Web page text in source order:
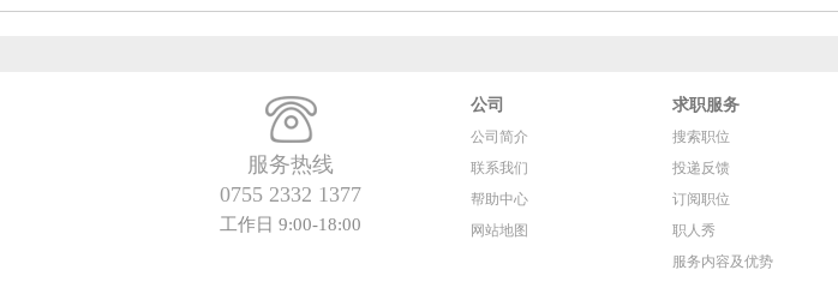
服务热线
0755 2332 1377
工作日 9:00-18:00
公司
公司简介
联系我们
帮助中心
网站地图
求职服务
搜索职位
投递反馈
订阅职位
职人秀
服务内容及优势